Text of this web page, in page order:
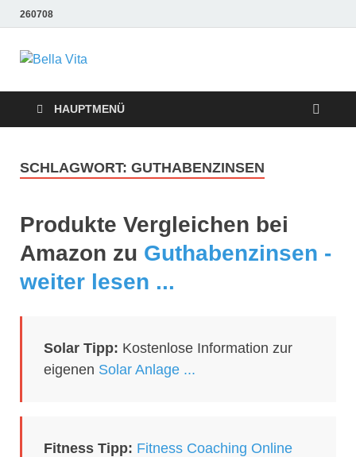
260708
Bella Vita
Wellness Fitness
Tipps
Tipps
HAUPTMENÜ
SCHLAGWORT: GUTHABENZINSEN
Produkte Vergleichen bei
Amazon zu Guthabenzinsen -
weiter lesen ...
Solar Tipp: Kostenlose Information zur
eigenen Solar Anlage ...
Fitness Tipp: Fitness Coaching Online